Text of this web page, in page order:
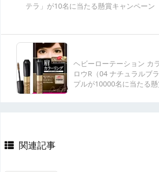
テラ」が10名に当たる懸賞キャンペーン
ヘビーローテーション カ
ロウR（04 ナチュラルブ
プルが10000名に当たる
関連記事